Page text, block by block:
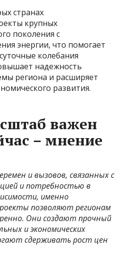
странах
крупных
поколения с
энергии, что помогает
колебания
надежность
региона и расширяет
развития.
важен
– мнение
и вызовов, связанных с
и потребностью в
именно
позволяют регионам
Они создают прочный
и экономических
сдерживать рост цен